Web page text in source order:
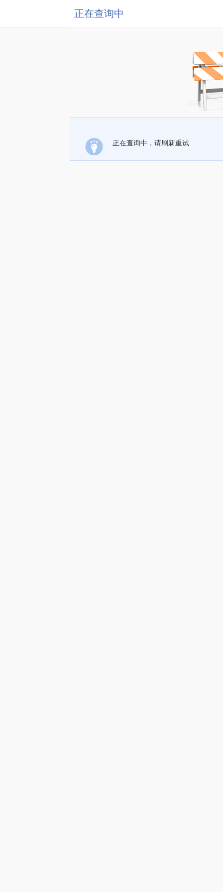
正在查询中
正在查询中，请刷新重试